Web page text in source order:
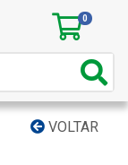
0
VOLTAR